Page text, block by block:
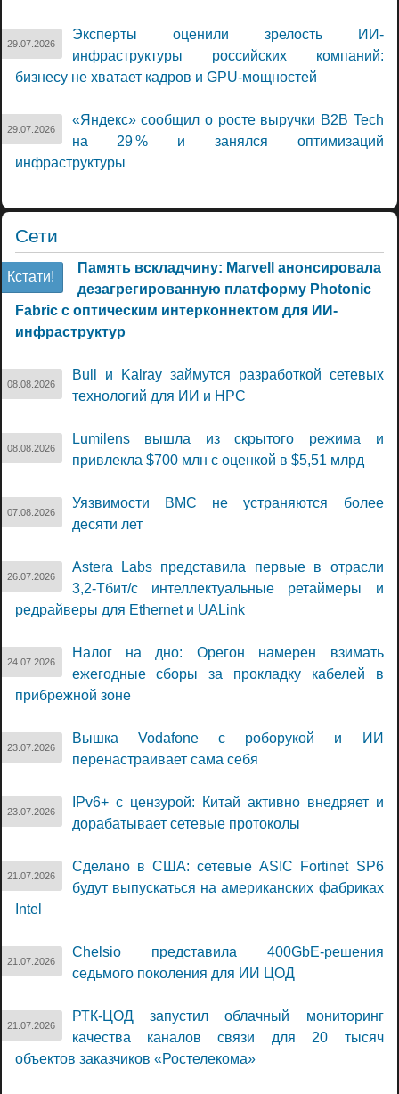
29.07.2026
Эксперты оценили зрелость ИИ-
инфраструктуры российских компаний:
бизнесу не хватает кадров и GPU-мощностей
29.07.2026
«Яндекс» сообщил о росте выручки B2B Tech
на 29 % и занялся оптимизаций
инфраструктуры
Сети
Кстати!
Память вскладчину: Marvell анонсировала
дезагрегированную платформу Photonic
Fabric с оптическим интерконнектом для ИИ-
инфраструктур
08.08.2026
Bull и Kalray займутся разработкой сетевых
технологий для ИИ и НРС
08.08.2026
Lumilens вышла из скрытого режима и
привлекла $700 млн с оценкой в $5,51 млрд
07.08.2026
Уязвимости BMC не устраняются более
десяти лет
26.07.2026
Astera Labs представила первые в отрасли
3,2-Тбит/с интеллектуальные ретаймеры и
редрайверы для Ethernet и UALink
24.07.2026
Налог на дно: Орегон намерен взимать
ежегодные сборы за прокладку кабелей в
прибрежной зоне
23.07.2026
Вышка Vodafone с роборукой и ИИ
перенастраивает сама себя
23.07.2026
IPv6+ с цензурой: Китай активно внедряет и
дорабатывает сетевые протоколы
21.07.2026
Сделано в США: сетевые ASIC Fortinet SP6
будут выпускаться на американских фабриках
Intel
21.07.2026
Chelsio представила 400GbE-решения
седьмого поколения для ИИ ЦОД
21.07.2026
РТК-ЦОД запустил облачный мониторинг
качества каналов связи для 20 тысяч
объектов заказчиков «Ростелекома»